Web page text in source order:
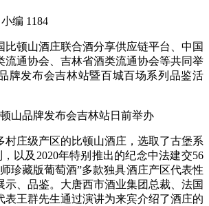
小编 1184
比顿山酒庄联合酒分享供应链平台、中国
流通协会、吉林省酒类流通协会等共同举
牌发布会吉林站暨百城百场系列品鉴活
村庄级产区的比顿山酒庄，选取了古堡系
以及2020年特别推出的纪念中法建交56
珍藏版葡萄酒”多款独具酒庄产区代表性
示、品鉴。大唐西市酒业集团总裁、法国
表王群先生通过演讲为来宾介绍了酒庄的